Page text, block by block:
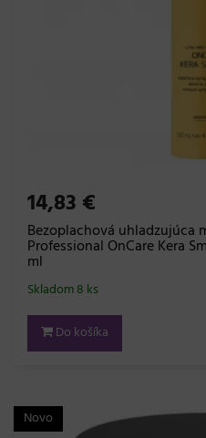
14,83 €
Bezoplachová uhladzujúca
Professional OnCare Kera
ml
Skladom 8 ks
Do košíka
Novo